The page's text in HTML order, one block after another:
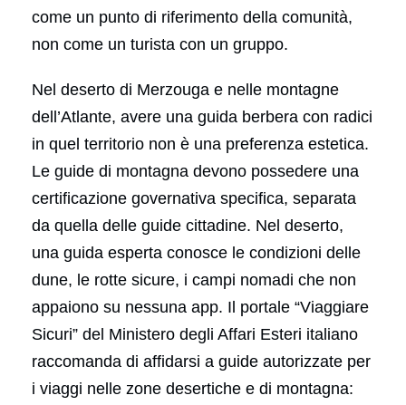
come un punto di riferimento della comunità,
non come un turista con un gruppo.
Nel deserto di Merzouga e nelle montagne
dell’Atlante, avere una guida berbera con radici
in quel territorio non è una preferenza estetica.
Le guide di montagna devono possedere una
certificazione governativa specifica, separata
da quella delle guide cittadine. Nel deserto,
una guida esperta conosce le condizioni delle
dune, le rotte sicure, i campi nomadi che non
appaiono su nessuna app. Il portale “Viaggiare
Sicuri” del Ministero degli Affari Esteri italiano
raccomanda di affidarsi a guide autorizzate per
i viaggi nelle zone desertiche e di montagna: